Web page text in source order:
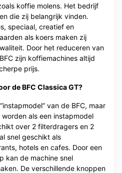
koffie molens. Het bedrijf
die zij belangrijk vinden.
speciaal, creatief en
als koers maken zij
Door het reduceren van
zijn koffiemachines altijd
prijs.
de BFC Classica GT?
van de BFC, maar
als een instapmodel
over 2 filterdragers en 2
snel geschikt als
hotels en cafes. Door een
kan de machine snel
De verschillende knoppen